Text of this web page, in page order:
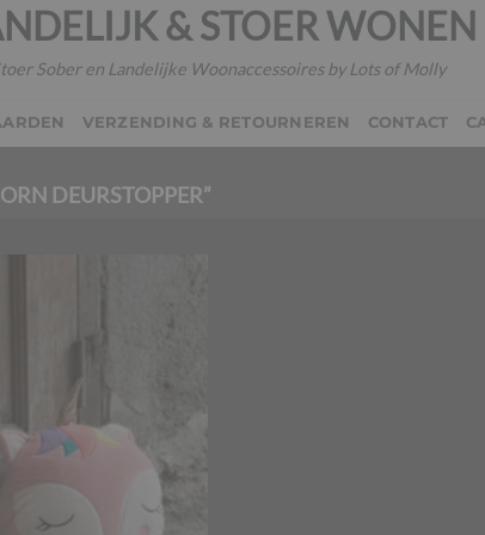
& STOER WONEN
Sober en Landelijke Woonaccessoires by Lots of Molly
VERZENDING & RETOURNEREN CONTACT
DEURSTOPPER”